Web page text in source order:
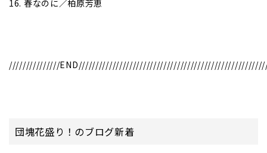
16. 春なのに／柏原芳恵
///////////////
団塊花盛り！のブログ新着